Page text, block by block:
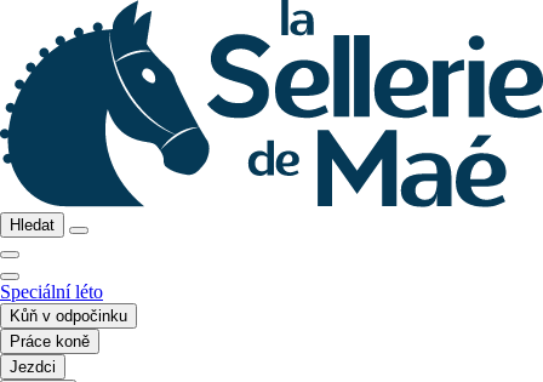
Hledat
Speciální léto
Kůň v odpočinku
Práce koně
Jezdci